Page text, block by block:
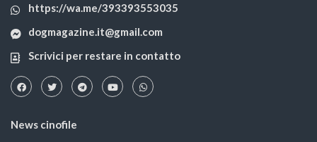
https://wa.me/393393553035
dogmagazine.it@gmail.com
Scrivici per restare in contatto
News cinofile